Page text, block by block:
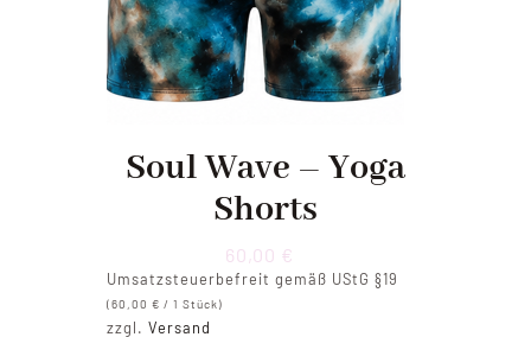
Soul Wave – Yoga
Shorts
60,00 €
Umsatzsteuerbefreit gemäß UStG §19
(60,00€ / 1 Stück)
zzgl.Versand